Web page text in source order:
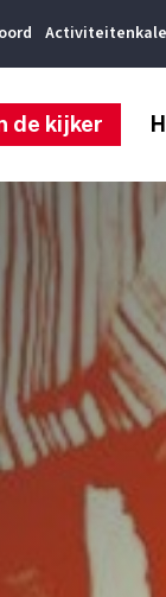
de kijker